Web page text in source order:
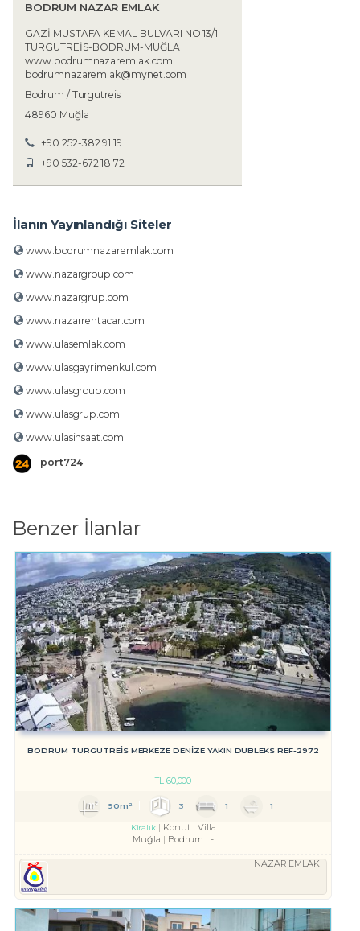
BODRUM NAZAR EMLAK
GAZİ MUSTAFA KEMAL BULVARI NO:13/1
TURGUTREİS-BODRUM-MUĞLA
www.bodrumnazaremlak.com
bodrumnazaremlak@mynet.com
Bodrum / Turgutreis
48960 Muğla
+90 252-382 91 19
+90 532-672 18 72
İlanın Yayınlandığı Siteler
www.bodrumnazaremlak.com
www.nazargroup.com
www.nazargrup.com
www.nazarrentacar.com
www.ulasemlak.com
www.ulasgayrimenkul.com
www.ulasgroup.com
www.ulasgrup.com
www.ulasinsaat.com
port724
Benzer İlanlar
BODRUM TURGUTREİS MERKEZE DENİZE YAKIN DUBLEKS REF-2972
TL60,000
90m² 3 1 1
Kiralık Konut
Villa
Muğla
Bodrum -
NAZAR EMLAK